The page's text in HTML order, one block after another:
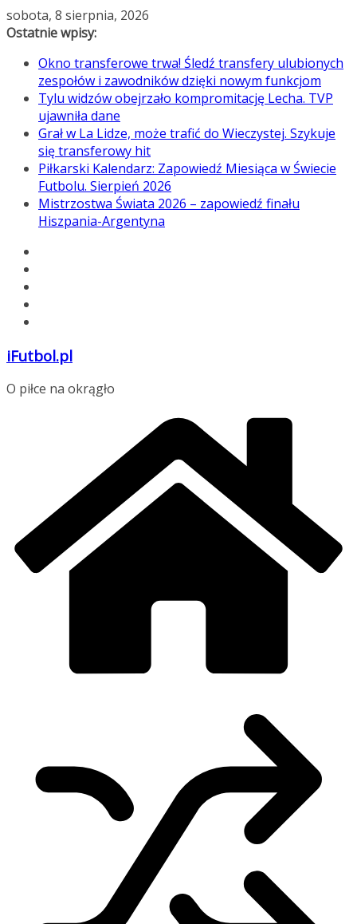
Przejdź
do
sobota, 8 sierpnia, 2026
Ostatnie wpisy:
Okno transferowe trwa! Śledź transfery ulubionych
zespołów i zawodników dzięki nowym funkcjom
Tylu widzów obejrzało kompromitację Lecha. TVP
ujawniła dane
Grał w La Lidze, może trafić do Wieczystej. Szykuje
się transferowy hit
Piłkarski Kalendarz: Zapowiedź Miesiąca w Świecie
Futbolu. Sierpień 2026
Mistrzostwa Świata 2026 – zapowiedź finału
Hiszpania-Argentyna
iFutbol.pl
O piłce na okrągło